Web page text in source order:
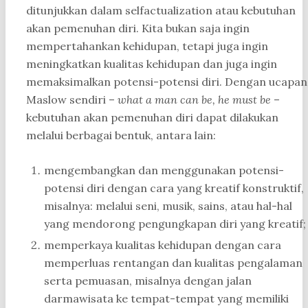
ditunjukkan dalam selfactualization atau kebutuhan
akan pemenuhan diri. Kita bukan saja ingin
mempertahankan kehidupan, tetapi juga ingin
meningkatkan kualitas kehidupan dan juga ingin
memaksimalkan potensi-potensi diri. Dengan ucapan
Maslow sendiri – what a man can be, he must be –
kebutuhan akan pemenuhan diri dapat dilakukan
melalui berbagai bentuk, antara lain:
mengembangkan dan menggunakan potensi-
potensi diri dengan cara yang kreatif konstruktif,
misalnya: melalui seni, musik, sains, atau hal-hal
yang mendorong pengungkapan diri yang kreatif;
memperkaya kualitas kehidupan dengan cara
memperluas rentangan dan kualitas pengalaman
serta pemuasan, misalnya dengan jalan
darmawisata ke tempat-tempat yang memiliki